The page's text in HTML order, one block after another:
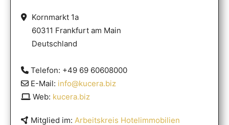
Kornmarkt 1a
60311 Frankfurt am Main
Deutschland
Telefon: +49 69 60608000
E-Mail: info@kucera.biz
Web: kucera.biz
Mitglied im: Arbeitskreis Hotelimmobilien